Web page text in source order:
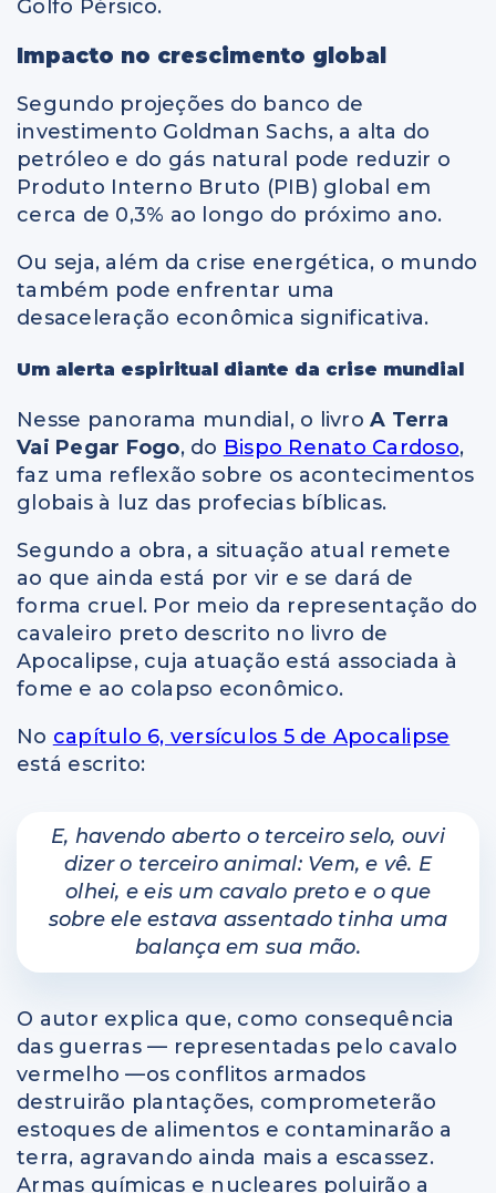
Golfo Pérsico.
Impacto no crescimento global
Segundo projeções do banco de
investimento Goldman Sachs, a alta do
petróleo e do gás natural pode reduzir o
Produto Interno Bruto (PIB) global em
cerca de 0,3% ao longo do próximo ano.
Ou seja, além da crise energética, o mundo
também pode enfrentar uma
desaceleração econômica significativa.
Um alerta espiritual diante da crise mundial
Nesse panorama mundial, o livro A Terra
Vai Pegar Fogo, do Bispo Renato Cardoso,
faz uma reflexão sobre os acontecimentos
globais à luz das profecias bíblicas.
Segundo a obra, a situação atual remete
ao que ainda está por vir e se dará de
forma cruel. Por meio da representação do
cavaleiro preto descrito no livro de
Apocalipse, cuja atuação está associada à
fome e ao colapso econômico.
No capítulo 6, versículos 5 de Apocalipse
está escrito:
E, havendo aberto o terceiro selo, ouvi
dizer o terceiro animal: Vem, e vê. E
olhei, e eis um cavalo preto e o que
sobre ele estava assentado tinha uma
balança em sua mão.
O autor explica que, como consequência
das guerras — representadas pelo cavalo
vermelho —os conflitos armados
destruirão plantações, comprometerão
estoques de alimentos e contaminarão a
terra, agravando ainda mais a escassez.
Armas químicas e nucleares poluirão a